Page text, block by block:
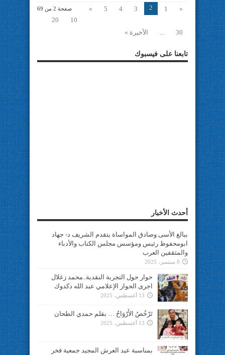
صفحة 2 من 69 «
1
2
3
4
5
»
10
20
30
... الأخيرة »
تابعنا على فيسبوك
أحدث الأخبار
ببالغ الأسى وصادق المواساة يتقدم الشريف د- جهاد
ابومحفوظ رئيس ومؤسس مجلس الكتاب والأدباء
والمثقفين العرب
8 سبتمبر، 2025
حوار حول التجربة النقدية..محمد زغلال
اجرى الحوار الإعلامي عبد الله دكدوك
13 أغسطس، 2025
تَرْخُصُ الأَرْوَاحُ … بقلم حمدي الطحان
13 أغسطس، 2025
بمناسبة عيد العرش المجيد جمعية فخر